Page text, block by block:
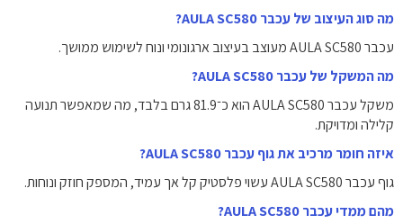
מה סוג העיצוב של עכבר AULA SC580?
עכבר AULA SC580 מעוצב בעיצוב ארגונומי ונוח לשימוש ממושך.
מה המשקל של עכבר AULA SC580?
משקל עכבר AULA SC580 הוא כ־81.9 גרם בלבד, מה שמאפשר תנועה
קלילה ומדויקת.
איזה חומר מרכיב את גוף עכבר AULA SC580?
גוף עכבר AULA SC580 עשוי פלסטיק קל אך עמיד, המספק חוזק ונוחות.
מהם ממדי עכבר AULA SC580?